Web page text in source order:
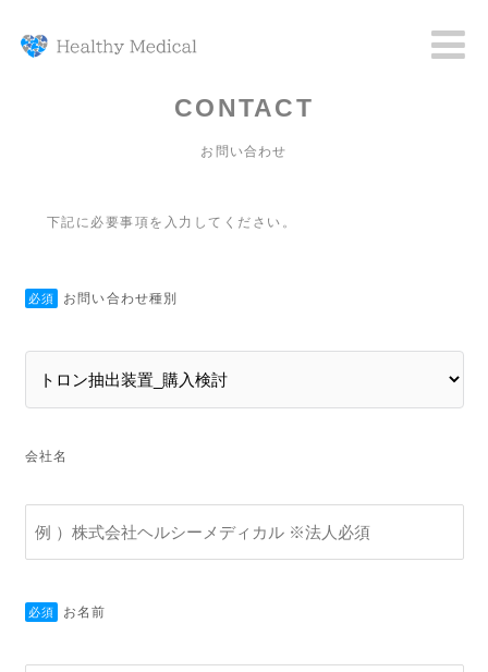
CONTACT
お問い合わせ
下記に必要事項を入力してください。
必須 お問い合わせ種別
会社名
必須 お名前